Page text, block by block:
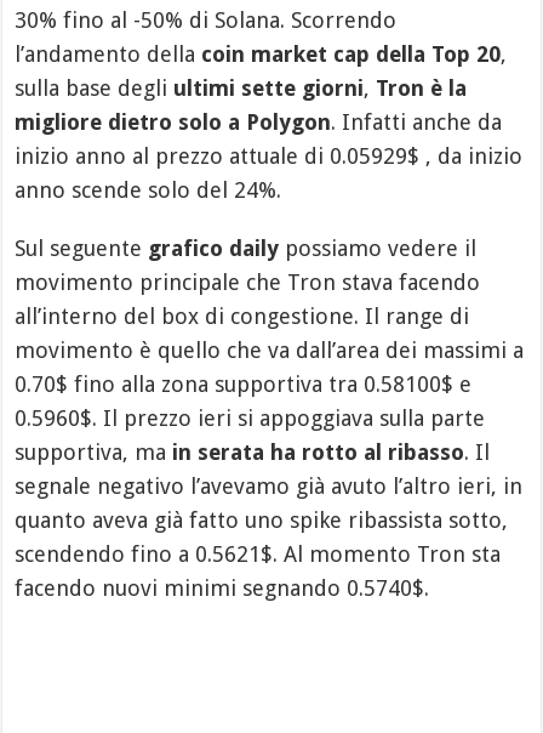
30% fino al -50% di Solana. Scorrendo
l’andamento della coin market cap della Top 20,
sulla base degli ultimi sette giorni, Tron è la
migliore dietro solo a Polygon. Infatti anche da
inizio anno al prezzo attuale di 0.05929$ , da inizio
anno scende solo del 24%.
Sul seguente grafico daily possiamo vedere il
movimento principale che Tron stava facendo
all’interno del box di congestione. Il range di
movimento è quello che va dall’area dei massimi a
0.70$ fino alla zona supportiva tra 0.58100$ e
0.5960$. Il prezzo ieri si appoggiava sulla parte
supportiva, ma in serata ha rotto al ribasso. Il
segnale negativo l’avevamo già avuto l’altro ieri, in
quanto aveva già fatto uno spike ribassista sotto,
scendendo fino a 0.5621$. Al momento Tron sta
facendo nuovi minimi segnando 0.5740$.